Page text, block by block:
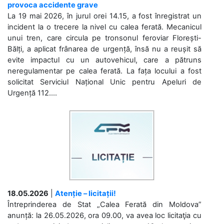
provoca accidente grave
La 19 mai 2026, în jurul orei 14.15, a fost înregistrat un
incident la o trecere la nivel cu calea ferată. Mecanicul
unui tren, care circula pe tronsonul feroviar Florești-
Bălți, a aplicat frânarea de urgență, însă nu a reușit să
evite impactul cu un autovehicul, care a pătruns
neregulamentar pe calea ferată. La fața locului a fost
solicitat Serviciul Național Unic pentru Apeluri de
Urgență 112....
18.05.2026
Atenție – licitații!
Întreprinderea de Stat „Calea Ferată din Moldova”
anunță: la 26.05.2026, ora 09.00, va avea loc licitaţia cu